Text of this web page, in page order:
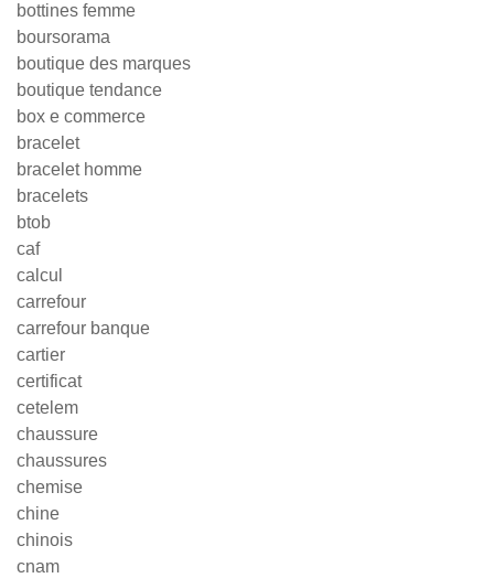
bottines femme
boursorama
boutique des marques
boutique tendance
box e commerce
bracelet
bracelet homme
bracelets
btob
caf
calcul
carrefour
carrefour banque
cartier
certificat
cetelem
chaussure
chaussures
chemise
chine
chinois
cnam